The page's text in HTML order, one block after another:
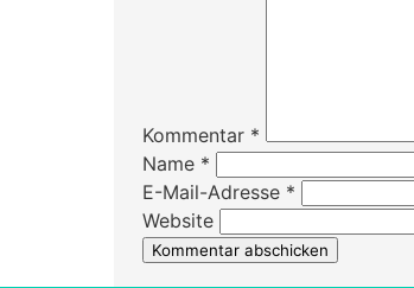
Kommentar *
Name *
E-Mail-Adresse *
Website